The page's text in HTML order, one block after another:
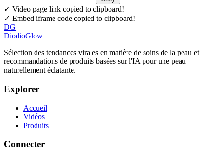
✓ Video page link copied to clipboard!
✓ Embed iframe code copied to clipboard!
DG
DiodioGlow
Sélection des tendances virales en matière de soins de la peau et
recommandations de produits basées sur l'IA pour une peau
naturellement éclatante.
Explorer
Accueil
Vidéos
Produits
Connecter